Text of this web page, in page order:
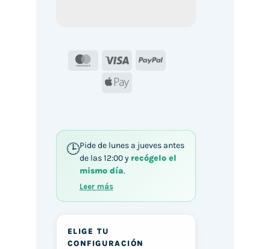
MasterCard
Visa
PayPal
Apple
Pide de lunes a jueves antes
de las 12:00 y recógelo el
mismo día.
Leer más
ELIGE TU
CONFIGURACIÓN